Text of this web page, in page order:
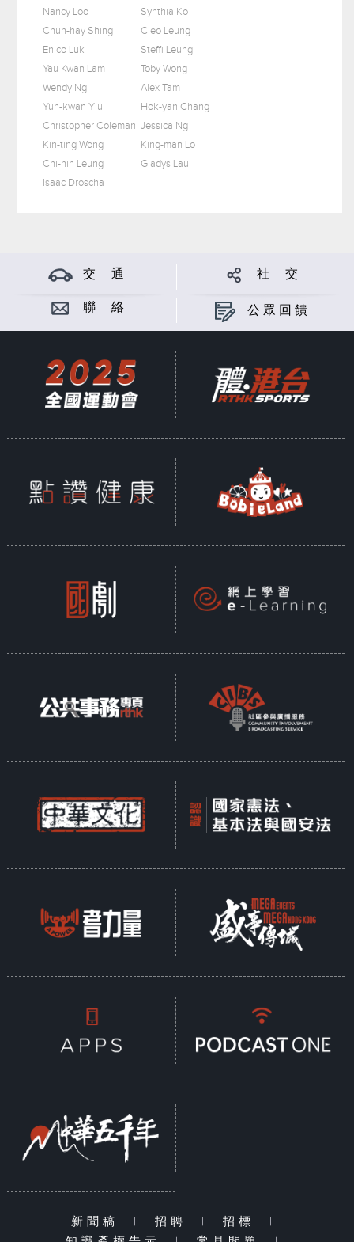
Nancy Loo
Synthia Ko
Chun-hay Shing
Cleo Leung
Enico Luk
Steffi Leung
Yau Kwan Lam
Toby Wong
Wendy Ng
Alex Tam
Yun-kwan Yiu
Hok-yan Chang
Christopher Coleman Jessica Ng
Kin-ting Wong
King-man Lo
Chi-hin Leung
Gladys Lau
Isaac Droscha
交 通 社 交
聯 絡 公眾回饋
新聞稿 | 招聘 | 招標
|